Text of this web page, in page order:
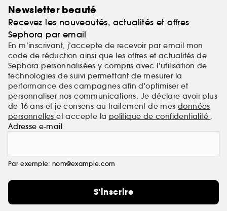
Newsletter beauté
Recevez les nouveautés, actualités et offres
Sephora par email
En m’inscrivant, j’accepte de recevoir par email mon
code de réduction ainsi que les offres et actualités de
Sephora personnalisées y compris avec l’utilisation de
technologies de suivi permettant de mesurer la
performance des campagnes afin d'optimiser et
personnaliser nos communications. Je déclare avoir plus
de 16 ans et je consens au traitement de mes données
personnelleset accepte la politique de confidentialité .
Adresse e-mail
Par exemple: nom@example.com
S'inscrire